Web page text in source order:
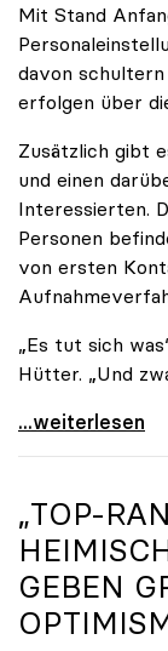
Mit Stand
davon
erfolgen über
Zusätzlich gibt
und einen
Interessierten.
Personen
von ersten
„Es tut sich
Hütter. „Und
Reges
...weiterlesen
„TOP-
GEBEN